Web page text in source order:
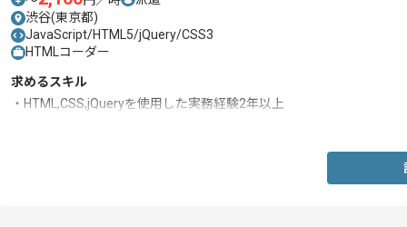
渋谷(東京都)
JavaScript/HTML5/jQuery/CSS3
HTMLコーダー
求めるスキル
・HTML,CSS,jQueryを使用した実務経験2年以上